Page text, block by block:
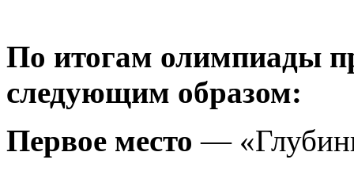
По итогам олимпиады
следующим образом:
Первое место —